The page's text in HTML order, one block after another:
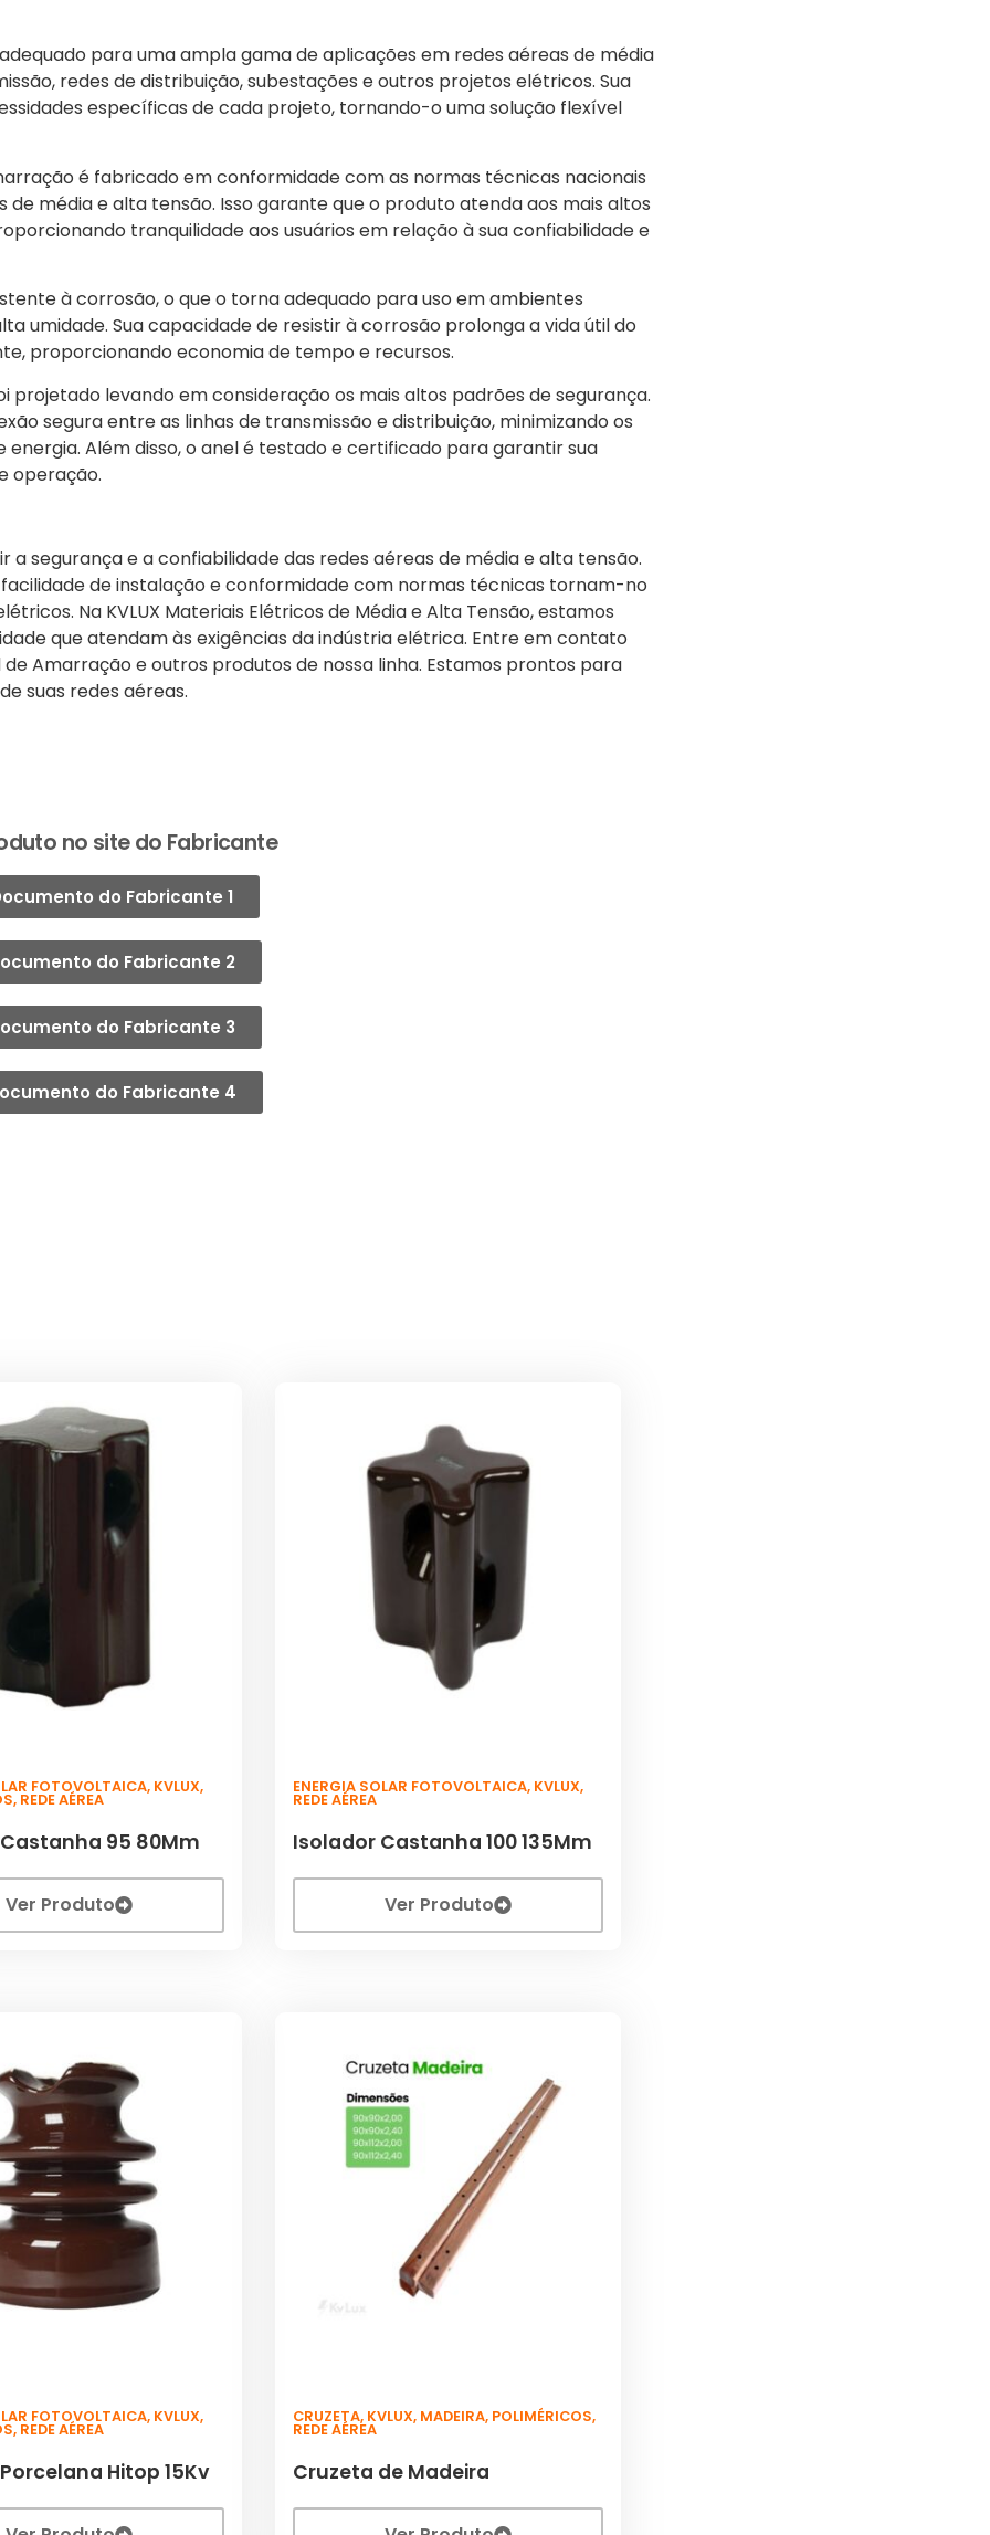
para uma ampla gama de aplicações em redes aéreas de média
redes de distribuição, subestações e outros projetos elétricos. Sua
específicas de cada projeto, tornando-o uma solução flexível
é fabricado em conformidade com as normas técnicas nacionais
média e alta tensão. Isso garante que o produto atenda aos mais altos
tranquilidade aos usuários em relação à sua confiabilidade e
à corrosão, o que o torna adequado para uso em ambientes
umidade. Sua capacidade de resistir à corrosão prolonga a vida útil do
proporcionando economia de tempo e recursos.
projetado levando em consideração os mais altos padrões de segurança.
segura entre as linhas de transmissão e distribuição, minimizando os
Além disso, o anel é testado e certificado para garantir sua
operação.
segurança e a confiabilidade das redes aéreas de média e alta tensão.
de instalação e conformidade com normas técnicas tornam-no
Na KVLUX Materiais Elétricos de Média e Alta Tensão, estamos
que atendam às exigências da indústria elétrica. Entre em contato
Amarração e outros produtos de nossa linha. Estamos prontos para
suas redes aéreas.
no site do Fabricante
do Fabricante 1
do Fabricante 2
do Fabricante 3
do Fabricante 4
FOTOVOLTAICA, KVLUX,
, REDE AÉREA
95 80Mm
Ver Produto
ENERGIA SOLAR FOTOVOLTAICA, KVLUX,
REDE AÉREA
Isolador Castanha 100 135Mm
Ver Produto
FOTOVOLTAICA, KVLUX,
, REDE AÉREA
Hitop 15Kv
CRUZETA, KVLUX, MADEIRA, POLIMÉRICOS,
REDE AÉREA
Cruzeta de Madeira